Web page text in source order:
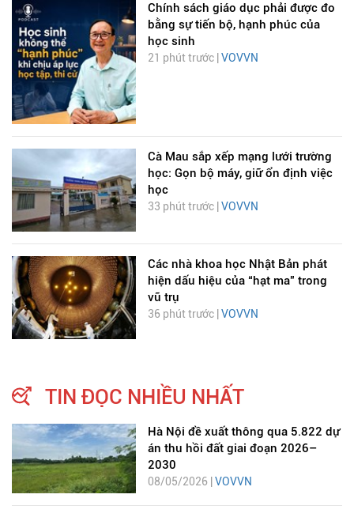
Chính sách giáo dục phải được đo
bằng sự tiến bộ, hạnh phúc của
học sinh
21 phút trước | VOVVN
Cà Mau sắp xếp mạng lưới trường
học: Gọn bộ máy, giữ ổn định việc
học
33 phút trước | VOVVN
Các nhà khoa học Nhật Bản phát
hiện dấu hiệu của “hạt ma” trong
vũ trụ
36 phút trước | VOVVN
TIN ĐỌC NHIỀU NHẤT
Hà Nội đề xuất thông qua 5.822 dự
án thu hồi đất giai đoạn 2026–
2030
08/05/2026 | VOVVN